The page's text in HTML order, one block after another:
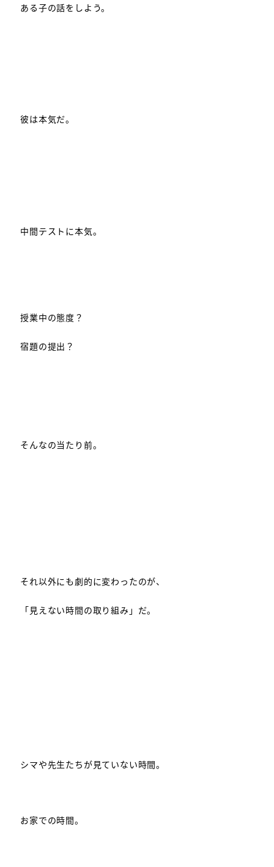
ある子の話をしよう。
彼は本気だ。
中間テストに本気。
授業中の態度？
宿題の提出？
そんなの当たり前。
それ以外にも劇的に変わったのが、
「見えない時間の取り組み」だ。
シマや先生たちが見ていない時間。
お家での時間。